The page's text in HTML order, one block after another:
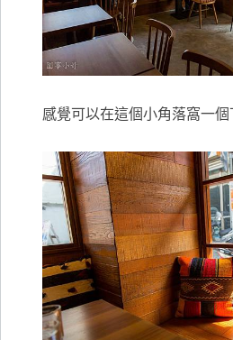
感覺可以在這個小角落窩一個